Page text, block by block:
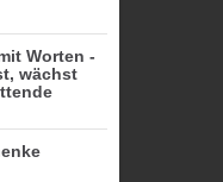
Worten -
wächst